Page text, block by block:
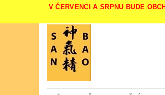
V ČERVENCI A SRPNU BUDE